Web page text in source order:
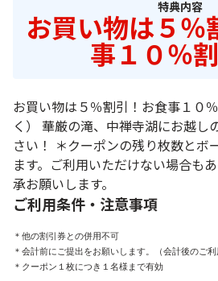
特典内容
お買い物は５％
事１０％
お買い物は５％割引！お食事１０
く） 華厳の滝、中禅寺湖にお越し
さい！ ＊クーポンの残り枚数とボ
ます。ご利用いただけない場合も
承お願いします。
ご利用条件・注意事項
＊他の割引券との併用不可
＊会計前にご提出をお願いします。（会計後のご利
＊クーポン１枚につき１名様まで有効